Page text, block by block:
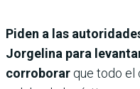
Piden a las
Jorgelina para
corroborar que todo el